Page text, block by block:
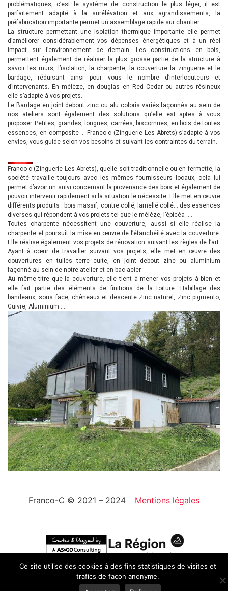
problématiques, c’est le système de construction le plus léger, il est
parfaitement adapté à la surélévation et aux agrandissements, la
préfabrication importante permet un assemblage rapide sur chantier.
La structure permettant une isolation thermique importante elle permet
d’améliorer considérablement vos dépenses énergétiques et à un réel
impact sur l’environnement de demain. Les constructions en bois,
permettent également de réaliser la plus grosse partie de la structure à
savoir les murs, l’isolation, la charpente, la couverture la zinguerie et le
bardage, réduisant ainsi pour vous le nombre d’interlocuteurs et
d’intervenants. En mélèze, en douglas en Red Cedar ou autres résineux
elle s’adapte à vos projets.
Le Bardage en joint debout zinc ou alu coloris variés façonnés au sein de
nos ateliers sont également des solutions qu’elle est aptes à vous
proposer. Petites, grandes, longues, carrées, biscornues, en bois de toutes
essences, en composite … Franco-c (Zinguerie Les Abrets) s’adapte à vos
envies, vous guide selon vos besoins et suivant les contraintes du terrain.
Franco-c (Zinguerie Les Abrets), quelle soit traditionnelle ou en fermette, la
société travaille toujours avec les mêmes fournisseurs locaux, cela lui
permet d’avoir un suivi concernant la provenance des bois et également de
pouvoir intervenir rapidement si la situation le nécessite. Elle met en œuvre
différents produits : bois massif, contre collé, lamellé collé… des essences
diverses qui répondent à vos projets tel que le mélèze, l’épicéa ….
Toutes charpente nécessitent une couverture, aussi si elle réalise la
charpente et poursuit la mise en œuvre de l’étanchéité avec la couverture.
Elle réalise également vos projets de rénovation suivant les règles de l’art.
Ayant à cœur de travailler suivant vos projets, elle met en œuvre des
couvertures en tuiles terre cuite, en joint debout zinc ou aluminium
façonné au sein de notre atelier et en bac acier.
Au même titre que la couverture, elle tient à mener vos projets à bien et
elle fait partie des éléments de finitions de la toiture. Habillage des
bandeaux, sous face, chêneaux et descente Zinc naturel, Zinc pigmento,
Cuivre, Aluminium ….
Franco-C © 2021 – 2024 Mentions légales
Ce site utilise des cookies à des fins statistiques de visites et
trafics de façon anonyme.